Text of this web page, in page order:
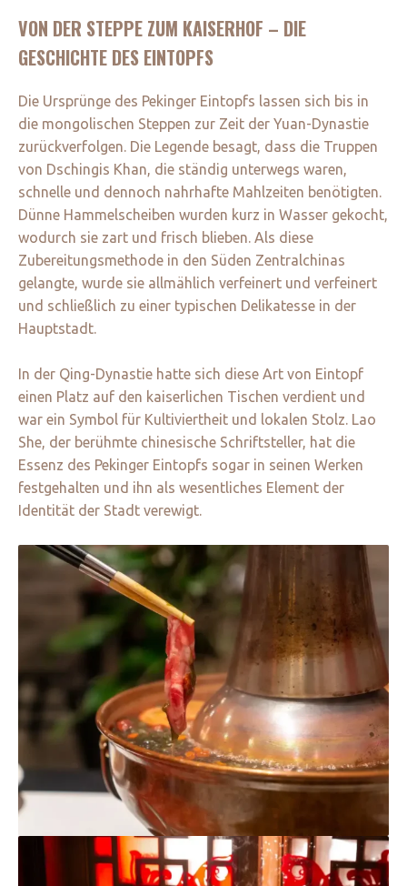
VON DER STEPPE ZUM KAISERHOF – DIE
GESCHICHTE DES EINTOPFS
Die Ursprünge des Pekinger Eintopfs lassen sich bis in
die mongolischen Steppen zur Zeit der Yuan-Dynastie
zurückverfolgen. Die Legende besagt, dass die Truppen
von Dschingis Khan, die ständig unterwegs waren,
schnelle und dennoch nahrhafte Mahlzeiten benötigten.
Dünne Hammelscheiben wurden kurz in Wasser gekocht,
wodurch sie zart und frisch blieben. Als diese
Zubereitungsmethode in den Süden Zentralchinas
gelangte, wurde sie allmählich verfeinert und verfeinert
und schließlich zu einer typischen Delikatesse in der
Hauptstadt.
In der Qing-Dynastie hatte sich diese Art von Eintopf
einen Platz auf den kaiserlichen Tischen verdient und
war ein Symbol für Kultiviertheit und lokalen Stolz. Lao
She, der berühmte chinesische Schriftsteller, hat die
Essenz des Pekinger Eintopfs sogar in seinen Werken
festgehalten und ihn als wesentliches Element der
Identität der Stadt verewigt.